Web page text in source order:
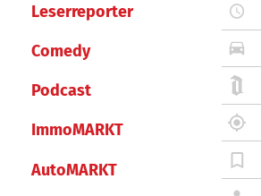
Leserreporter
Comedy
Podcast
ImmoMARKT
AutoMARKT